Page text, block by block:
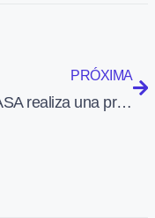
PRÓXIMA
La NASA realiza una prueba para obtener datos que ayuden a mejorar la seguridad de los helicópteros